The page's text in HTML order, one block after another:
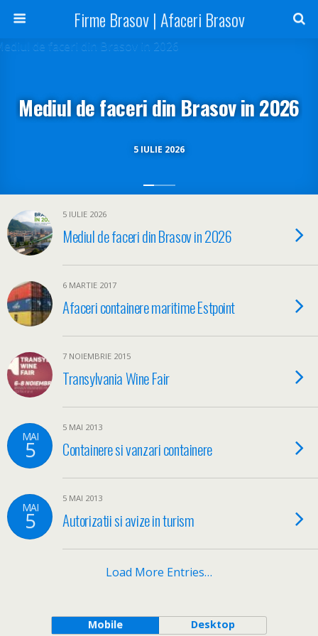
Firme Brasov | Afaceri Brasov
5 IULIE 2026
Mediul de faceri din Brasov in 2026
5 IULIE 2026
Mediul de faceri din Brasov in 2026
6 MARTIE 2017
Afaceri containere maritime Estpoint
7 NOIEMBRIE 2015
Transylvania Wine Fair
MAI
5
5 MAI 2013
Containere si vanzari containere
MAI
5
5 MAI 2013
Autorizatii si avize in turism
Load More Entries…
Mobile Desktop